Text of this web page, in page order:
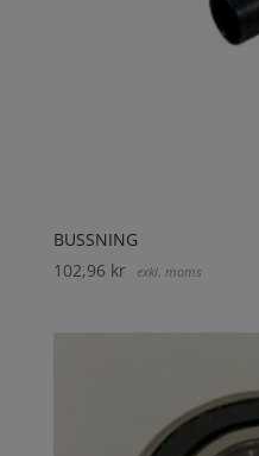
BUSSNING
102,96 kr exkl. moms